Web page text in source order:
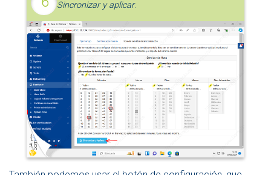
Sincronizar y aplicar.